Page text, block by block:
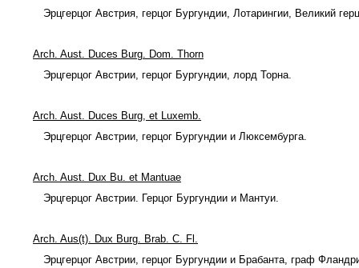
Эрцгерцог Австрия, герцог Бургундии, Лотарингии, Великий
Arch. Aust. Duces Burg. Dom. Thorn
Эрцгерцог Австрии, герцог Бургундии, лорд Торна.
Arch. Aust. Duces Burg, et Luxemb.
Эрцгерцог Австрии, герцог Бургундии и Люксембурга.
Arch. Aust. Dux Bu. et Mantuae
Эрцгерцог Австрии. Герцог Бургундии и Мантуи.
Arch. Aus(t). Dux Burg. Brab. C. Fl.
Эрцгерцог Австрии, герцог Бургундии и Брабанта, граф